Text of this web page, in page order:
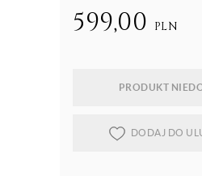
599,00 PLN
PRODUKT
DODAJ DO